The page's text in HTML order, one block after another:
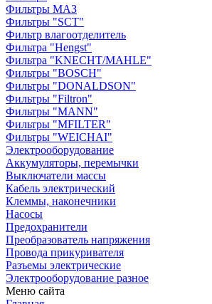
Фильтры МАЗ
Фильтры "SCT"
Фильтр влагоотделитель
Фильтра "Hengst"
Фильтра "KNECHT/MAHLE"
Фильтры "BOSCH"
Фильтры "DONALDSON"
Фильтры "Filtron"
Фильтры "MANN"
Фильтры "MFILTER"
Фильтры "WEICHAI"
Электрооборудование
Аккумуляторы, перемычки
Выключатели массы
Кабель электрический
Клеммы, наконечники
Насосы
Предохранители
Преобразователь напряжения
Провода прикуривателя
Разъемы электрические
Электрооборудование разное
Меню сайта